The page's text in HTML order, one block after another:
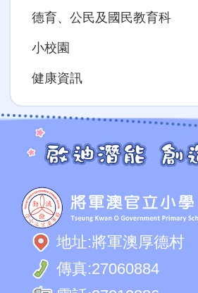
德育、公民及國民教育科
小校園
健康資訊
地址:將軍澳厚德村
傳真:27060884